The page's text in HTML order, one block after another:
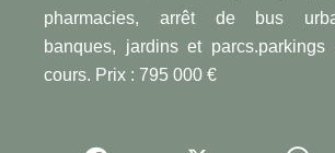
pharmacies, arrêt de bus
banques, jardins et
cours. Prix : 795 000 €